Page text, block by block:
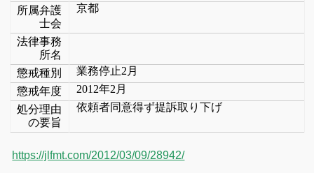
所属弁護
士会
京都
法律事務
所名
懲戒種別
業務停止2 月
懲戒年度
2012年2 月
処分理由
の要旨
依頼者同意得ず提訴取り下げ
https://jlfmt.com/2012/03/09/28942/